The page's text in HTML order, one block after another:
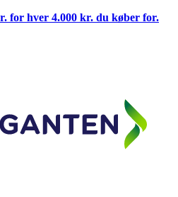
for hver 4.000 kr. du køber for.